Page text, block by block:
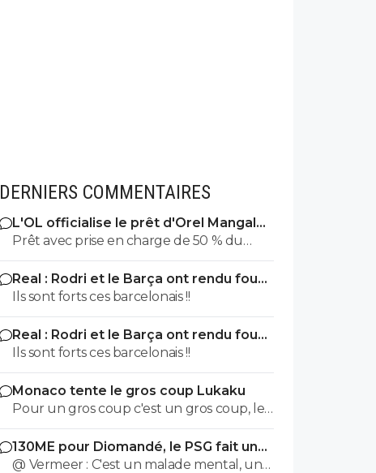
DERNIERS COMMENTAIRES
L'OL officialise le prêt d'Orel Mangala
à Getafe
Prêt avec prise en charge de 50 % du
salaire par Getafe.
Real : Rodri et le Barça ont rendu fou
José Mourinho
Ils sont forts ces barcelonais !!
Real : Rodri et le Barça ont rendu fou
José Mourinho
Ils sont forts ces barcelonais !!
Monaco tente le gros coup Lukaku
Pour un gros coup c'est un gros coup, le
mec c'est un Sumotori !
130ME pour Diomandé, le PSG fait une
nouvelle offre
@ Vermeer : C'est un malade mental, un